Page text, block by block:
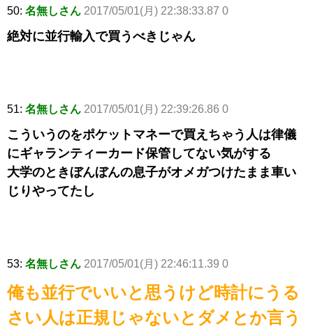
50: 名無しさん 2017/05/01(月) 22:38:33.87 0
絶対に並行輸入で買うべきじゃん
51: 名無しさん 2017/05/01(月) 22:39:26.86 0
こういうのをポケットマネーで買えちゃう人は律儀
にギャランティーカード保管してない気がする
大学のときぼんぼんの息子がオメガつけたまま車い
じりやってたし
53: 名無しさん 2017/05/01(月) 22:46:11.39 0
俺も並行でいいと思うけど時計にうる
さい人は正規じゃないとダメとか言う